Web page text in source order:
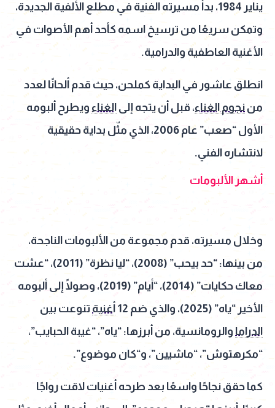
يناير 1984، بدأ مسيرته الفنية في مطلع الألفية الجديدة،
وتمكن سريعًا من ترسيخ اسمه كأحد أهم الأصوات في
الأغنية العاطفية والدرامية.
انطلق عاشور في البداية كملحن، حيث قدم ألحانًا لعدد
من نجوم الغناء، قبل أن يتجه إلى الغناء ويطرح ألبومه
الأول “صعب” عام 2006، الذي مثّل بداية حقيقية
لانتشاره الفني.
أشهر الألبومات
وخلال مسيرته، قدم مجموعة من الألبومات الناجحة،
من بينها: “حد بيحب” (2008)، “ليا نظرة” (2011)، “عشت
معاك حكايات” (2014)، “أيام” (2019)، وصولًا إلى ألبومه
الأخير “ياه” (2025)، والذي ضم 12
أغنية تنوعت بين
الدراما والرومانسية، من أبرزها: “ياه”، “غيبة الحبايب”،
“مكرهتوش”، “ماشيين”، و“كان موضوع”.
كما حقق نجاحًا واسعًا بعد طرحه أغنيات لاقت رواجًا